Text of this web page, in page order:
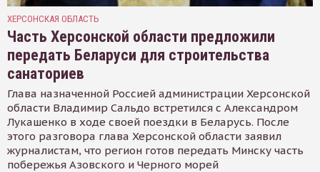
ХЕРСОНСКАЯ ОБЛАСТЬ
Часть Херсонской области предложили
передать Беларуси для строительства
санаториев
Глава назначенной Россией администрации Херсонской
области Владимир Сальдо встретился с Александром
Лукашенко в ходе своей поездки в Беларусь. После
этого разговора глава Херсонской области заявил
журналистам, что регион готов передать Минску часть
побережья Азовского и Черного морей